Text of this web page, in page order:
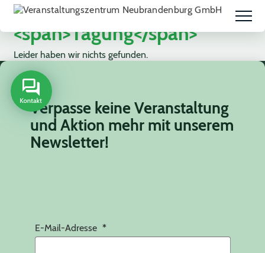
Schlagwort:
<span>Tagung</span>
Leider haben wir nichts gefunden.
Verpasse keine Veranstaltung
und Aktion mehr mit unserem
Newsletter!
E-Mail-Adresse